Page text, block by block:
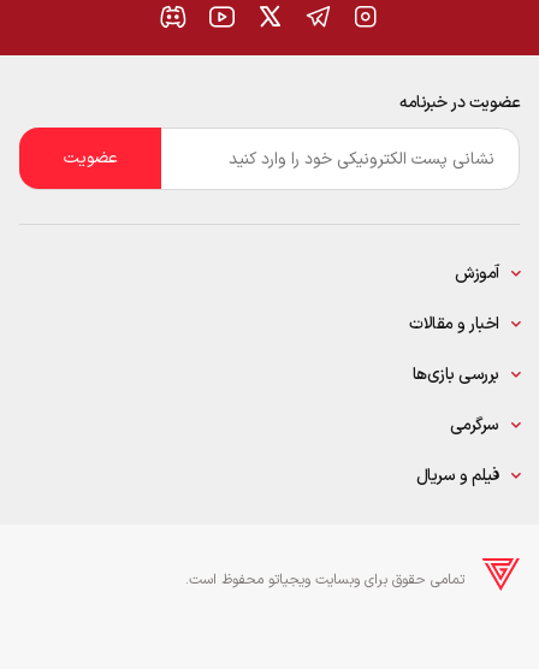
عضویت در خبرنامه
ایمیل
آموزش
اخبار و مقالات
بررسی بازی‌ها
سرگرمی
فیلم و سریال
تمامی حقوق برای وبسایت ویجیاتو محفوظ است.